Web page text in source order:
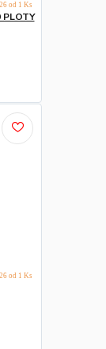
od 1 Ks
od 1 Ks